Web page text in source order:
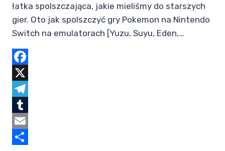
łatka spolszczająca, jakie mieliśmy do starszych
gier. Oto jak spolszczyć gry Pokemon na Nintendo
Switch na emulatorach [Yuzu, Suyu, Eden,…
Facebook
X
Telegram
Tumblr
Email